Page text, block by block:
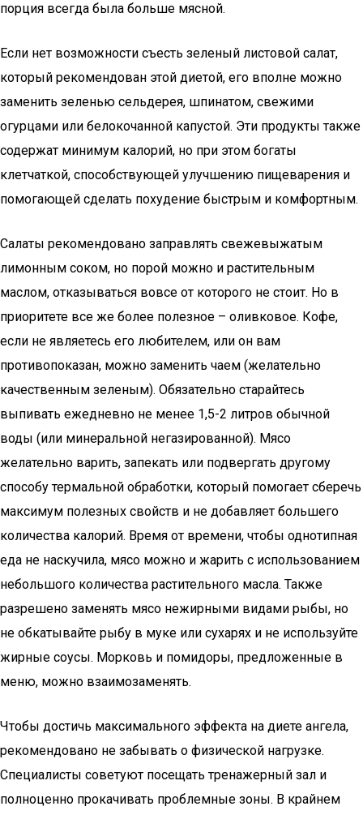
порция всегда была больше мясной.
Если нет возможности съесть зеленый листовой салат,
который рекомендован этой диетой, его вполне можно
заменить зеленью сельдерея, шпинатом, свежими
огурцами или белокочанной капустой. Эти продукты также
содержат минимум калорий, но при этом богаты
клетчаткой, способствующей улучшению пищеварения и
помогающей сделать похудение быстрым и комфортным.
Салаты рекомендовано заправлять свежевыжатым
лимонным соком, но порой можно и растительным
маслом, отказываться вовсе от которого не стоит. Но в
приоритете все же более полезное – оливковое. Кофе,
если не являетесь его любителем, или он вам
противопоказан, можно заменить чаем (желательно
качественным зеленым). Обязательно старайтесь
выпивать ежедневно не менее 1,5-2 литров обычной
воды (или минеральной негазированной). Мясо
желательно варить, запекать или подвергать другому
способу термальной обработки, который помогает сберечь
максимум полезных свойств и не добавляет большего
количества калорий. Время от времени, чтобы однотипная
еда не наскучила, мясо можно и жарить с использованием
небольшого количества растительного масла. Также
разрешено заменять мясо нежирными видами рыбы, но
не обкатывайте рыбу в муке или сухарях и не используйте
жирные соусы. Морковь и помидоры, предложенные в
меню, можно взаимозаменять.
Чтобы достичь максимального эффекта на диете ангела,
рекомендовано не забывать о физической нагрузке.
Специалисты советуют посещать тренажерный зал и
полноценно прокачивать проблемные зоны. В крайнем